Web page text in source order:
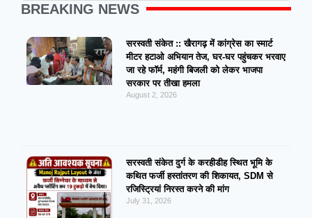
BREAKING NEWS
सरस्वती संकेत :: खैरागढ़ में कांग्रेस का स्मार्ट
मीटर हटाओ अभियान तेज, घर-घर पहुंचकर भरवाए
जा रहे फॉर्म, महंगी बिजली को लेकर भाजपा
सरकार पर तीखा हमला
August 2, 2026
सरस्वती संकेत दुर्ग के करहीडीह स्थित भूमि के
कथित फर्जी हस्तांतरण की शिकायत, SDM से
रजिस्ट्रियां निरस्त करने की मांग
July 31, 2026